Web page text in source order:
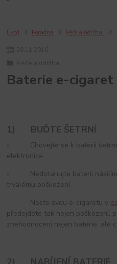
Úvod Poradna Péče a údržba
Baterie e-cigaret
1) BUĎTE ŠETRNÍ
- Chovejte se k baterii šetrně,
elektronice.
- Nedotahujte baterii násilím!
trvalému poškození.
- Noste svou e-cigaretu v
předejdete tak nejen poškození,
znehodnocení nejen baterie, ale